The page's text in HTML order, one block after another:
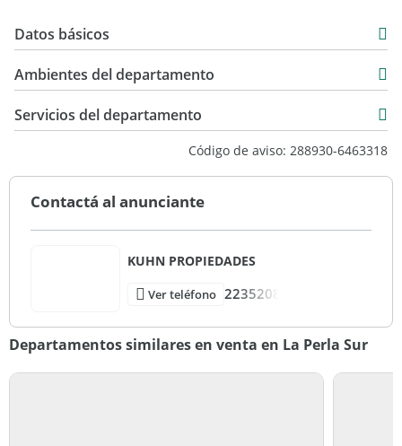
Datos básicos
Venta
USD 63.000
Ambientes del departamento
Servicios del departamento
Código de aviso: 288930-6463318
Contactá al anunciante
KUHN PROPIEDADES
Ver teléfono 2235208
Departamentos similares en venta en La Perla Sur